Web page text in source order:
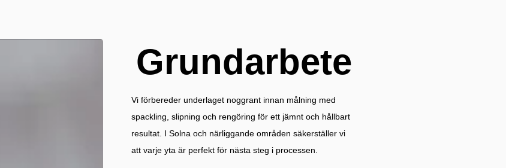
Grundarbete
Vi förbereder underlaget noggrant innan målning med
spackling, slipning och rengöring för ett jämnt och hållbart
resultat. I Solna och närliggande områden säkerställer vi
att varje yta är perfekt för nästa steg i processen.